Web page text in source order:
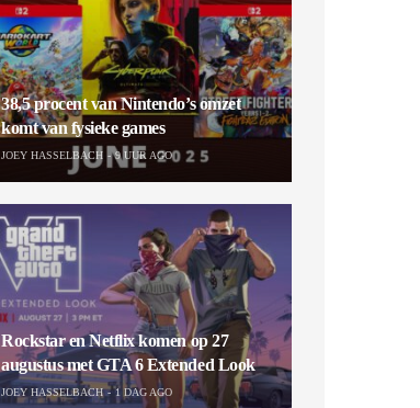
38,5 procent van Nintendo’s omzet
komt van fysieke games
JOEY HASSELBACH 9 UUR AGO
Rockstar en Netflix komen op 27
augustus met GTA 6 Extended Look
JOEY HASSELBACH 1 DAG AGO